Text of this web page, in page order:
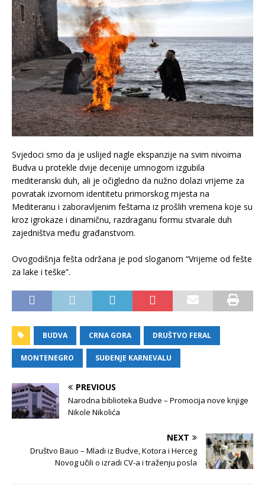
Svjedoci smo da je uslijed nagle ekspanzije na svim nivoima
Budva u protekle dvije decenije umnogom izgubila
mediteranski duh, ali je očigledno da nužno dolazi vrijeme za
povratak izvornom identitetu primorskog mjesta na
Mediteranu i zaboravljenim feštama iz prošlih vremena koje su
kroz igrokaze i dinamičnu, razdraganu formu stvarale duh
zajedništva među građanstvom.
Ovogodišnja fešta održana je pod sloganom “Vrijeme od fešte
za lake i teške”.
BUDVA CRNA GORA DRUŠTVO FERAL
MONTENEGRO SUĐENJE KARNEVALU
PREVIOUS
Narodna biblioteka Budve – Promocija nove knjige
Nikole Nikolića
NEXT
Društvo Bauo – Mladi iz Budve, Kotora i Herceg
Novog učili o izradi CV-a i traženju posla